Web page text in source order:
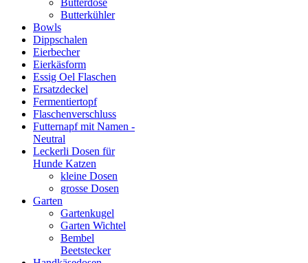
Butterdose
Butterkühler
Bowls
Dippschalen
Eierbecher
Eierkäsform
Essig Oel Flaschen
Ersatzdeckel
Fermentiertopf
Flaschenverschluss
Futternapf mit Namen -
Neutral
Leckerli Dosen für
Hunde Katzen
kleine Dosen
grosse Dosen
Garten
Gartenkugel
Garten Wichtel
Bembel
Beetstecker